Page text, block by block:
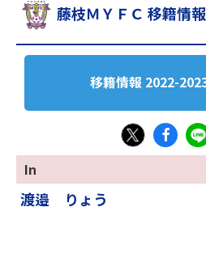
藤枝ＭＹＦＣ 移籍情報
移籍情報 2022-
X
Fac
eb
E
In
渡邉 りょう